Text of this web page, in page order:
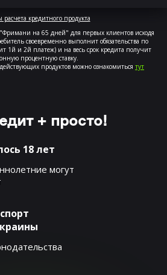
кредитного продукта
на 65 дней" для первых клиентов исходя
своевременно выполнит обязательства по
1й и 2й платеж) и на весь срок кредита получит
процентную ставку.
продуктов можно ознакомиться тут
+ просто!
18 лет
могут